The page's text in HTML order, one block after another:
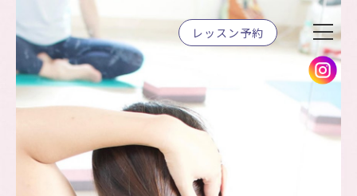
レッスン予約